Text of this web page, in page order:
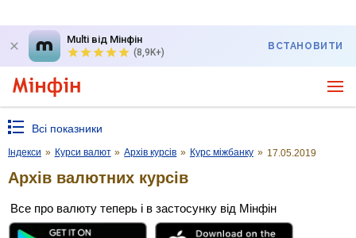
Multi від Мінфін
(8,9K+)
ВСТАНОВИТИ
Всі показники
Індекси » Курси валют » Архів курсів » Курс міжбанку » 17.05.2019
Архів валютних курсів
Все про валюту теперь і в застосунку від Мінфін